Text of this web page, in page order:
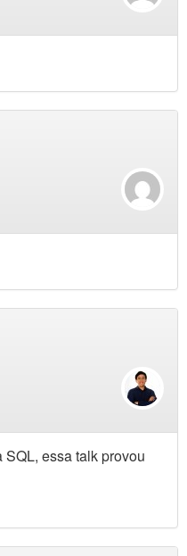
essa talk provou